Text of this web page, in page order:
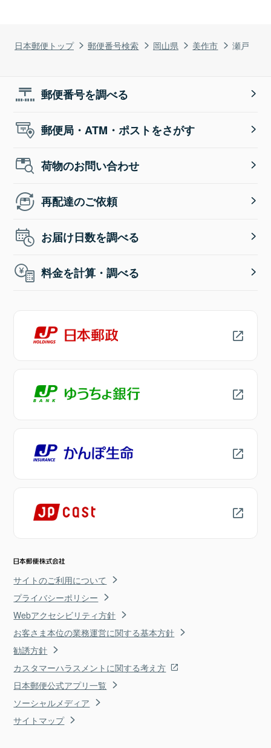
日本郵便トップ 郵便番号検索 岡山県 美作市 瀬戸
郵便番号を調べる
郵便局・ATM・ポストをさがす
荷物のお問い合わせ
再配達のご依頼
お届け日数を調べる
料金を計算・調べる
サイトのご利用について
プライバシーポリシー
Webアクセシビリティ方針
お客さま本位の業務運営に関する基本方針
勧誘方針
カスタマーハラスメントに関する考え方
日本郵便公式アプリ一覧
ソーシャルメディア
サイトマップ